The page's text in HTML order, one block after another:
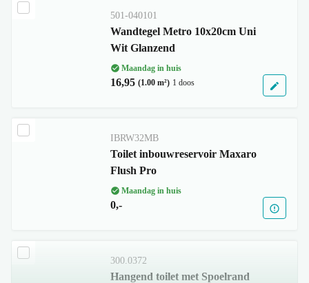
501-040101
Wandtegel Metro 10x20cm Uni
Wit Glanzend
Maandag in huis
16,95 (1.00 m²) 1 doos
IBRW32MB
Toilet inbouwreservoir Maxaro
Flush Pro
Maandag in huis
0,-
300.0372
Hangend toilet met Spoelrand